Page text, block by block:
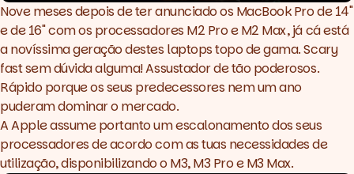
Nove meses depois de teranunciado os MacBook Pro de 14''
e de 16'' com os processadores M2 Pro e M2 Max, já cá está
a novíssima geração destes laptops topo de gama. Scary
fast sem dúvida alguma! Assustador de tão poderosos.
Rápido porque os seus predecessores nem um ano
puderam dominar o mercado.
A Apple assume portanto um escalonamento dos seus
processadores de acordo com as tuas necessidades de
utilização, disponibilizando o M3, M3 Pro e M3 Max.